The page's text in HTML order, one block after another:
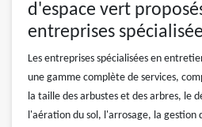
d'espace vert
entreprises
Les entreprises spécialisées en
une gamme complète de services,
la taille des arbustes et des arbres, le
l'aération du sol, l'arrosage, la gestion